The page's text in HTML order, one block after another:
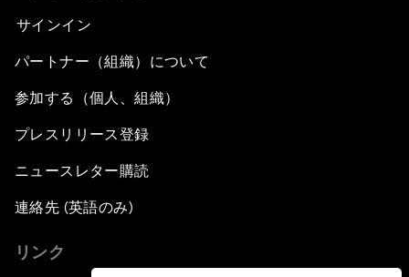
サインイン
パートナー（組織）について
参加する（個人、組織）
プレスリリース登録
ニュースレター購読
連絡先 (英語のみ)
リンク